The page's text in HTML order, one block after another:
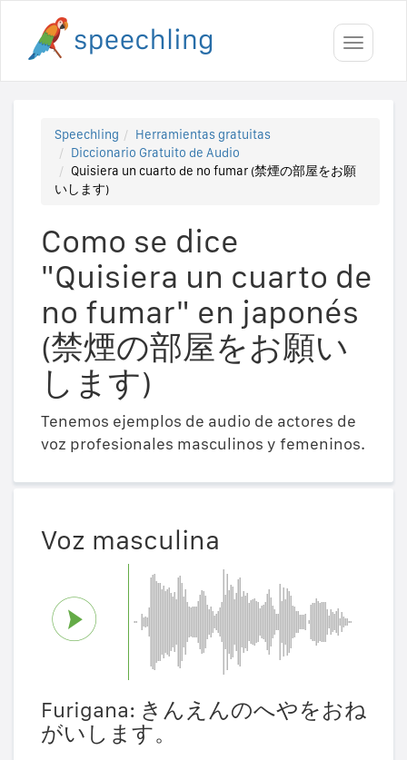
Toggle
Speechling
Herramientas gratuitas
Diccionario Gratuito de Audio
Quisiera un cuarto de no fumar (禁煙の部屋をお願
いします)
Como se dice
"Quisiera un cuarto de
no fumar" en japonés
(禁煙の部屋をお願い
します)
Tenemos ejemplos de audio de actores de
voz profesionales masculinos y femeninos.
Voz masculina
Furigana: きんえんのへやをおね
がいします。